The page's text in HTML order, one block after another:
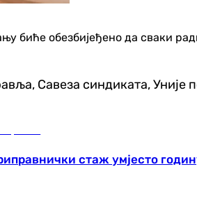
биће обезбијеђено да сваки
Савеза синдиката,
стаж умјесто